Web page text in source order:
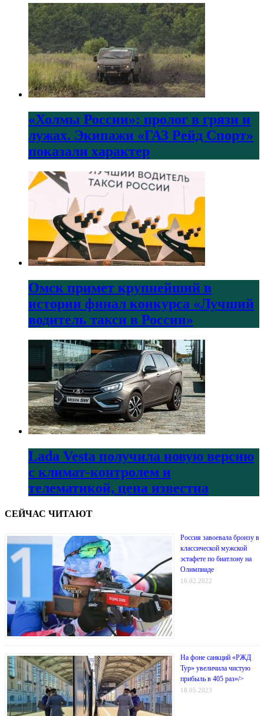
«Холмы России»: пролог в грязи и
лужах. Экипажи «ГАЗ Рейд Спорт»
показали характер
Омск примет крупнейший в
истории финал конкурса «Лучший
водитель такси в России»
Lada Vesta получила новую версию
с климат-контролем и
телематикой, цена известна
СЕЙЧАС ЧИТАЮТ
Россия завоевала бронзу в
классической мужской
эстафете по биатлону на
Олимпиаде
16.02.2022
На фоне санкций «РЖД
Тур» увеличила чистую
прибыль в 405 раз»/>
18.05.2023